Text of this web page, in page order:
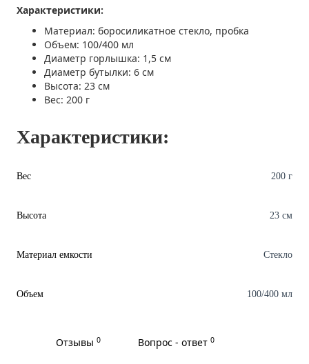
Характеристики:
Материал: боросиликатное стекло, пробка
Объем: 100/400 мл
Диаметр горлышка: 1,5 см
Диаметр бутылки: 6 см
Высота: 23 см
Вес: 200 г
Характеристики:
Вес 200 г
Высота 23 см
Материал емкости Стекло
Объем 100/400 мл
Отзывы 0 Вопрос - ответ 0